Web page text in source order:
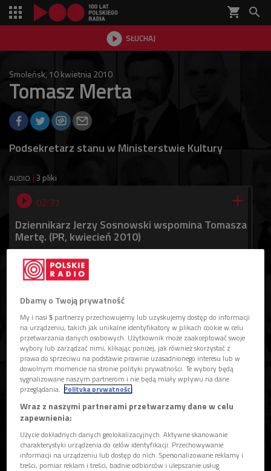
shopping_cart 
 SŁUCHAJ

Smoleńsk, 10 kwietnia 2010
Tomasz Merta
Podsekretarz stanu w Ministerstwie Kultury
AUDIO 3 pliki
 02'37 
Dziennikarz Jerzy Sosnowski wspomina Tomasza
Mertę. (PR, kwiecień 2010)
 02'57
dyrektor Biblioteki Narodowej, prof. Michał
Kleiber, prezes PAN i Andrzej Mietkowski,
ówczesny dyrektor portalu PolskieRadio.pl. (PR,
kwiecień 2010)
 06'44 
Tomasza Mertę wspominają Jan Ołdakowski,
dyrektor Muzeum Powstania Warszawskiego i
Kazimierz Michał Ujazdowski - poseł, były
minister kultury. (PR, kwiecień 2010)
Dbamy o Twoją prywatność
My i nasi 5 partnerzy przechowujemy lub uzyskujemy dostęp do informacji
na urządzeniu, takich jak unikalne identyfikatory w plikach cookie w celu
przetwarzania danych osobowych. Użytkownik może zaakceptować swoje
wybory lub zarządzać nimi, klikając poniżej, jak również skorzystać z
prawa do sprzeciwu na podstawie prawnie uzasadnionego interesu lub w
dowolnym momencie na stronie polityki prywatności. Te wybory będą
sygnalizowane naszym partnerom i nie będą miały wpływu na dane
przeglądania.
Polityka prywatności
Wraz z naszymi partnerami przetwarzamy dane w celu
zapewnienia:
Użycie dokładnych danych geolokalizacyjnych. Aktywne skanowanie
charakterystyki urządzenia do celów identyfikacji. Przechowywanie
informacji na urządzeniu lub dostęp do nich. Spersonalizowane reklamy i
treści, pomiar reklam i treści, badnie odbiorców i ulepszanie usług.